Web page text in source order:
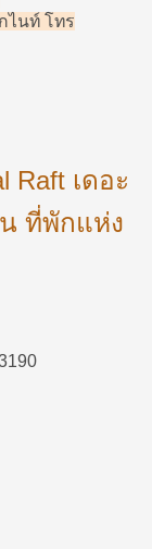
ไนท์ โทร
Raft เดอะ
ที่พักแห่ง